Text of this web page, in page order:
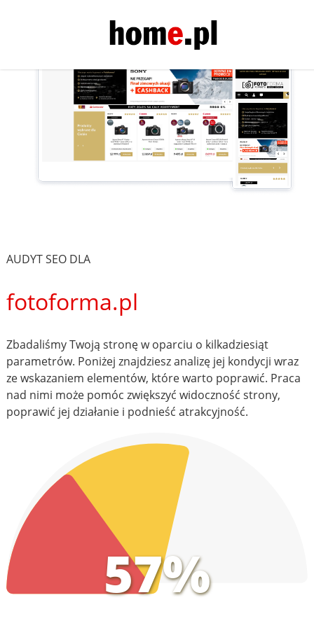
AUDYT SEO DLA
fotoforma.pl
Zbadaliśmy Twoją stronę w oparciu o kilkadziesiąt
parametrów. Poniżej znajdziesz analizę jej kondycji wraz
ze wskazaniem elementów, które warto poprawić. Praca
nad nimi może pomóc zwiększyć widoczność strony,
poprawić jej działanie i podnieść atrakcyjność.
57%